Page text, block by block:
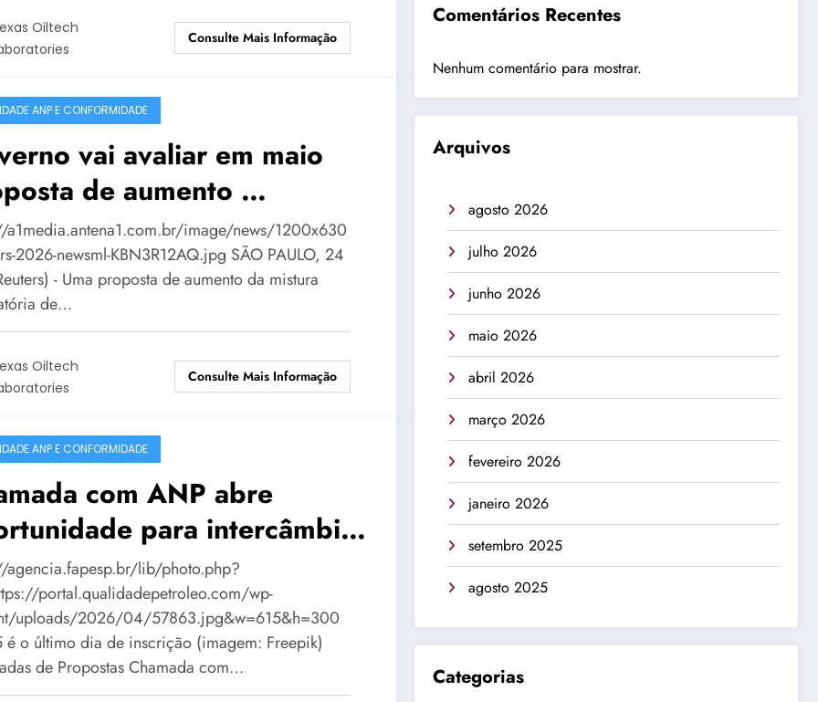
Oiltech
Consulte Mais Informação
ANP E CONFORMIDADE
vai avaliar em maio
de aumento …
a1media.antena1.com.br/image/news/1200x630
2026-newsml-KBN3R12AQ.jpg SÃO PAULO, 24
- Uma proposta de aumento ​da mistura
de…
Oiltech
Consulte Mais Informação
ANP E CONFORMIDADE
com ANP abre
para intercâmbio
agencia.fapesp.br/lib/photo.php?
portal.qualidadepetroleo.com/wp-
uploads/2026/04/57863.jpg&w=615&h=300
o último dia de inscrição (imagem: Freepik)
de Propostas Chamada com…
Comentários Recentes
Nenhum comentário para mostrar.
Arquivos
agosto 2026
julho 2026
junho 2026
maio 2026
abril 2026
março 2026
fevereiro 2026
janeiro 2026
setembro 2025
agosto 2025
Categorias